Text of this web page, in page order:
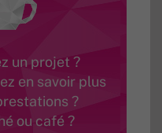
un projet ?
en savoir plus
?
ou café ?